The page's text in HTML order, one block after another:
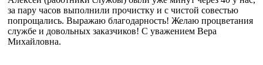
за пару часов выполнили прочистку и с чистой совестью
попрощались. Выражаю благодарность! Желаю процветания
службе и довольных заказчиков! С уважением Вера
Михайловна.